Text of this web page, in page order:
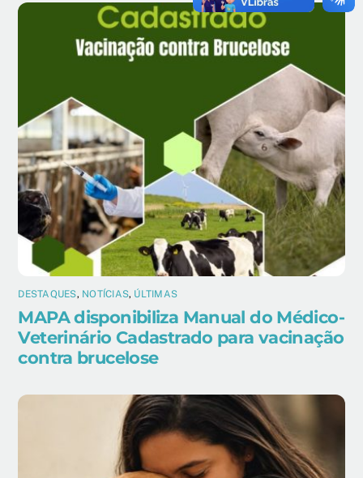
DESTAQUES, NOTÍCIAS, ÚLTIMAS
MAPA disponibiliza Manual do Médico-
Veterinário Cadastrado para vacinação
contra brucelose